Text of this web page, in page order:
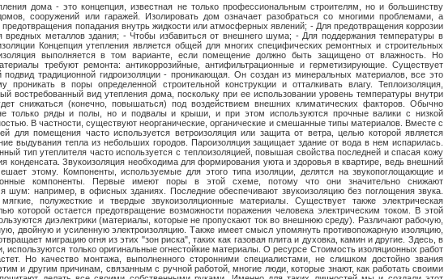
дома - это концепция, известная не только профессиональным строителям, но и большинству
сооружений или гаражей. Изолировать дом означает разобраться со многими проблемами, а
попадания внутрь жидкости или атмосферных явлений; - Для предотвращения коррозии
вредных металлов здания; - Чтобы избавиться от внешнего шума; - Для поддержания температуры в
Концепция утепления является общей для многих специфических ремонтных и строительных
выполняется в том варианте, если помещение должно быть защищено от влажность. Но
требуют ремонта: антикоррозийные, антифильтрационные и герметизирующие. Существует
подвид традиционной гидроизоляции - проникающая. Он создан из минеральных материалов, все это
проникать в поры определенной строительной конструкции и отталкивать влагу. Теплоизоляция,
востребованный вид утепления дома, поскольку при ее использовании уровень температуры внутри
снижаться (конечно, повышаться) под воздействием внешних климатических факторов. Обычно
только ряды и полы, но и подвалы и крыши, и при этом используются прочные валики с низкой
В частности, существуют неорганические, органические и смешанные типы материалов. Вместе с
для помещения часто используется ветроизоляция или защита от ветра, целью которой является
выдувания тепла из небольших городов. Пароизоляция защищает здание от вода в нем испарилась.
тип утеплителя часто используется с теплоизоляцией, повышая свойства последней и спасая кожу
конденсата. Звукоизоляция необходима для формирования уюта и здоровья в квартире, ведь внешний
этому. Компоненты, используемые для этого типа изоляции, делятся на звукопоглощающие и
компоненты. Первые имеют поры в этой схеме, потому что они значительно снижают
шум: например, в офисных зданиях. Последние обеспечивают звукоизоляцию без поглощения звука.
полужесткие и твердые звукоизоляционные материалы. Существует также электрическая
которой остается предотвращение возможности поражения человека электрическим током. В этой
диэлектрики (материалы, которые не пропускают ток во внешнюю среду). Различают рабочую,
двойную и усиленную электроизоляцию. Также имеет смысл упомянуть противопожарную изоляцию,
миграцию огня из этих "зон риска", таких как газовая плита и духовка, камин и другие. Здесь, в
используются только оригинальные огнестойкие материалы. О ресурсе Стоимость изоляционных работ
Но качество монтажа, выполненного сторонними специалистами, не слишком достойно звания
и другим причинам, связанным с ручной работой, многие люди, которые знают, как работать своими